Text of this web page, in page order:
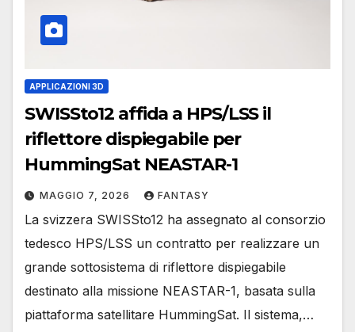
APPLICAZIONI 3D
SWISSto12 affida a HPS/LSS il
riflettore dispiegabile per
HummingSat NEASTAR-1
MAGGIO 7, 2026 FANTASY
La svizzera SWISSto12 ha assegnato al consorzio
tedesco HPS/LSS un contratto per realizzare un
grande sottosistema di riflettore dispiegabile
destinato alla missione NEASTAR-1, basata sulla
piattaforma satellitare HummingSat. Il sistema,…